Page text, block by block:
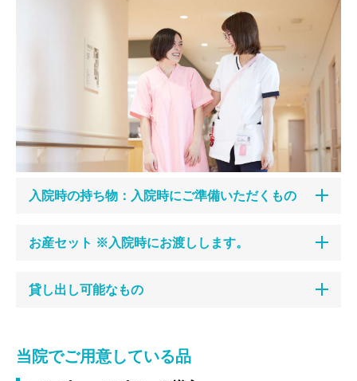
入院時の持ち物：入院時にご準備いただくもの
お産セット ※入院時にお渡しします。
貸し出し可能なもの
当院でご用意している品